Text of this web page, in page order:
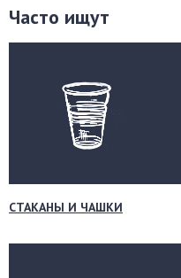
Часто ищут
СТАКАНЫ И ЧАШКИ